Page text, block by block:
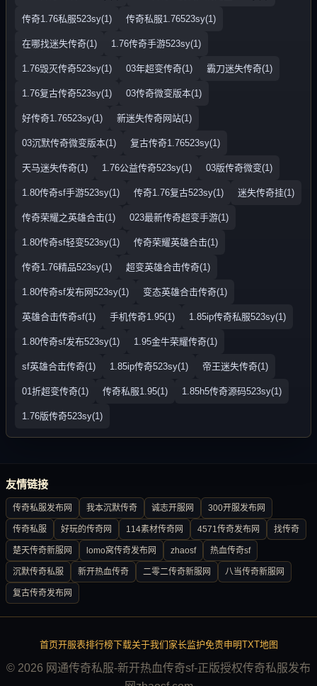
传奇1.76私服523sy(1) 传奇私服1.76523sy(1)
在哪找迷失传奇(1) 1.76传奇手游523sy(1)
1.76毁灭传奇523sy(1) 03年超变传奇(1) 霸刀迷失传奇(1)
1.76复古传奇523sy(1) 03传奇微变版本(1)
好传奇1.76523sy(1) 新迷失传奇网站(1)
03沉默传奇微变版本(1) 复古传奇1.76523sy(1)
天马迷失传奇(1) 1.76公益传奇523sy(1) 03版传奇微变(1)
1.80传奇sf手游523sy(1) 传奇1.76复古523sy(1) 迷失传奇挂(1)
传奇荣耀之英雄合击(1) 023最新传奇超变手游(1)
1.80传奇sf轻变523sy(1) 传奇荣耀英雄合击(1)
传奇1.76精品523sy(1) 超变英雄合击传奇(1)
1.80传奇sf发布网523sy(1) 变态英雄合击传奇(1)
英雄合击传奇sf(1) 手机传奇1.95(1) 1.85ip传奇私服523sy(1)
1.80传奇sf发布523sy(1) 1.95金牛荣耀传奇(1)
sf英雄合击传奇(1) 1.85ip传奇523sy(1) 帝王迷失传奇(1)
01折超变传奇(1) 传奇私服1.95(1) 1.85h5传奇源码523sy(1)
1.76版传奇523sy(1)
友情链接
传奇私服发布网 我本沉默传奇 诚志开服网 300开服发布网
传奇私服 好玩的传奇网 114素材传奇网 4571传奇发布网 找传奇
楚天传奇新服网 lomo窝传奇发布网 zhaosf 热血传奇sf
沉默传奇私服 新开热血传奇 二零二传奇新服网 八当传奇新服网
复古传奇发布网
首页开服表排行榜下载关于我们 家长监护免责申明TXT地图
© 2026 网通传奇私服-新开热血传奇sf-正版授权传奇私服发布